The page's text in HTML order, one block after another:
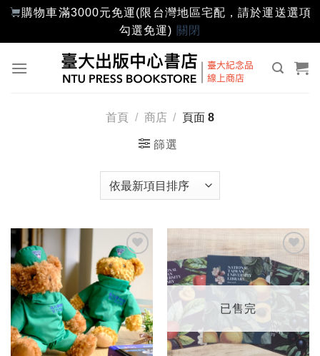
購物車滿3000元免運(限台灣地區宅配，請於運送選項
勾選免運) 關閉
首頁 / 商店 / 頁面 8
篩選
加入
「願
望輕
單」
加入
「願
望輕
已售完